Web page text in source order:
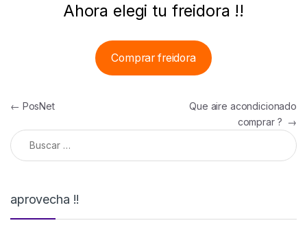
Ahora elegi tu freidora !!
Comprar freidora
Navegación de entradas
← PosNet
Que aire acondicionado
comprar ? →
Buscar:
aprovecha !!